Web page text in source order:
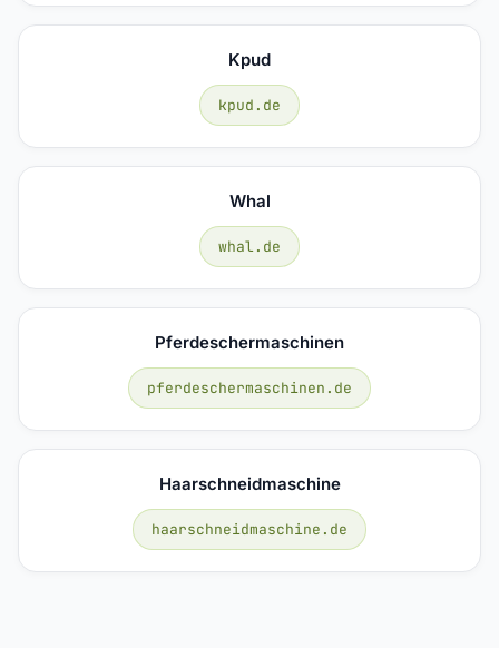
Kpud
kpud.de
Whal
whal.de
Pferdeschermaschinen
pferdeschermaschinen.de
Haarschneidmaschine
haarschneidmaschine.de